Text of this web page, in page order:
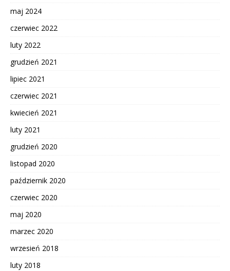
maj 2024
czerwiec 2022
luty 2022
grudzień 2021
lipiec 2021
czerwiec 2021
kwiecień 2021
luty 2021
grudzień 2020
listopad 2020
październik 2020
czerwiec 2020
maj 2020
marzec 2020
wrzesień 2018
luty 2018